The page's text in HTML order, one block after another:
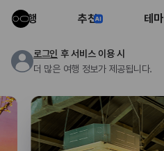
여행 추천 테마
로그인 후 서비스 이용 시
더 많은 여행 정보가 제공됩니다.